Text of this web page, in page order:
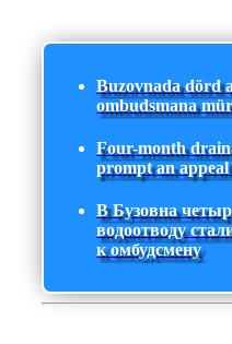
Buzovnada dörd
ombudsmana
Four-month
prompt an
В Бузовна
водоотводу
к омбудсмену